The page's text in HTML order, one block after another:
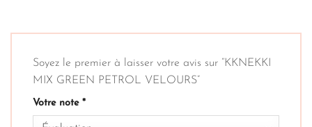
Soyez le premier à laisser votre avis sur “KKNEKKI
MIX GREEN PETROL VELOURS”
Votre note *